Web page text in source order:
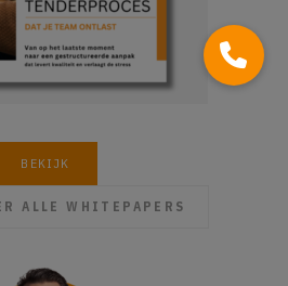
BEKIJK
ALLE WHITEPAPERS